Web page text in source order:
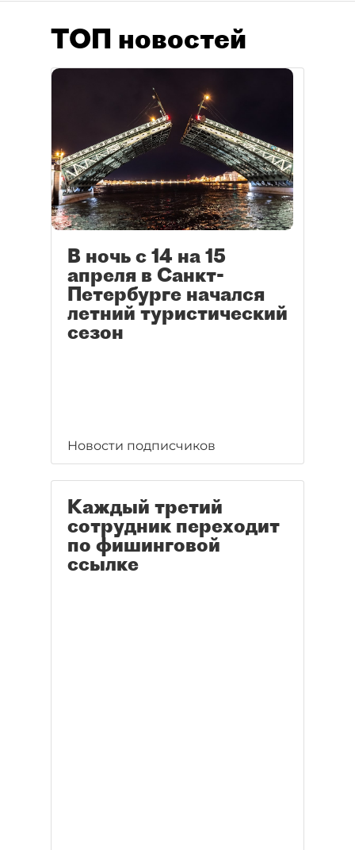
ТОП новостей
В ночь с 14 на 15
апреля в Санкт-
Петербурге начался
летний туристический
сезон
Новости подписчиков
Каждый третий
сотрудник переходит
по фишинговой
ссылке